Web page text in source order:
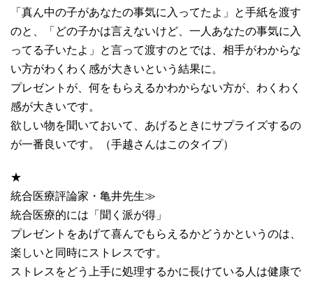
「真ん中の子があなたの事気に入ってたよ」と手紙を渡す
のと、「どの子かは言えないけど、一人あなたの事気に入
ってる子いたよ」と言って渡すのとでは、相手がわからな
い方がわくわく感が大きいという結果に。
プレゼントが、何をもらえるかわからない方が、わくわく
感が大きいです。
欲しい物を聞いておいて、あげるときにサプライズするの
が一番良いです。（手越さんはこのタイプ）
★
統合医療評論家・亀井先生≫
統合医療的には「聞く派が得」
プレゼントをあげて喜んでもらえるかどうかというのは、
楽しいと同時にストレスです。
ストレスをどう上手に処理するかに長けている人は健康で